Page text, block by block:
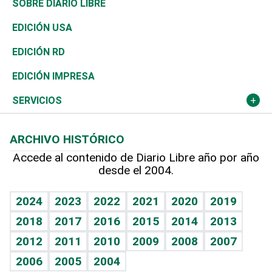
Reportajes
África
Ocenanía
Caribe
Resto del mundo
Vivienda
Telecom.
Global y variable
Economía personal
Buena Vida
Sociales
Novedades
Podcast Arte Libre
Hablando con el pediatra
Vida y familia
Eñe
Celebrando la vida
Sin complejos
Ciclismo
Tenis
Olimpismo
Más deportes
TBT Deportivo
En Directo
El Espía
Noticiero Poteleche
Columnistas
Más firmas
Clima
Tecnología
Historia
Martes de tecnología
Cambio climático
Mundo
Economía
Revista
Deportes
Opinión
Hecho en casa
Guía del dinero
SOBRE DIARIO LIBRE
EDICIÓN USA
EDICIÓN RD
EDICIÓN IMPRESA
SERVICIOS
Cumpleaños
Horóscopos
Crucigramas
ARCHIVO HISTÓRICO
Accede al contenido de Diario Libre año por año
desde el 2004.
2024 2023 2022 2021 2020
2019
2018
2017 2016 2015 2014
2013
2012
2011 2010 2009 2008
2007
2006
2005 2004